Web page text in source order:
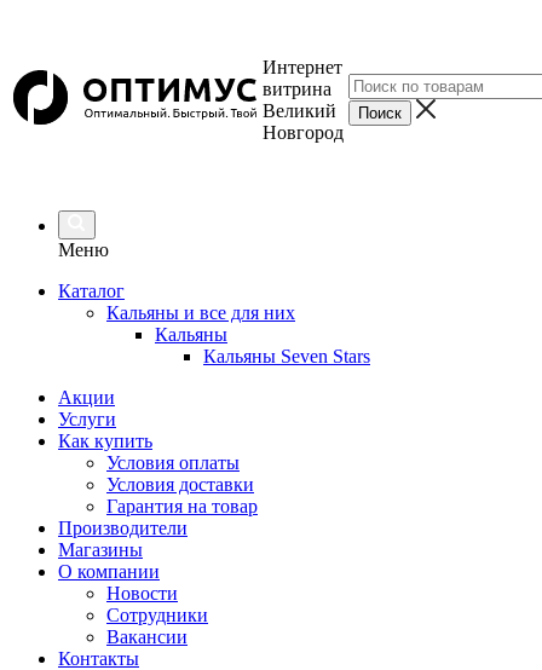
Интернет
витрина
Великий
Новгород
Меню
Каталог
Кальяны и все для них
Кальяны
Кальяны Seven Stars
Акции
Услуги
Как купить
Условия оплаты
Условия доставки
Гарантия на товар
Производители
Магазины
О компании
Новости
Сотрудники
Вакансии
Контакты